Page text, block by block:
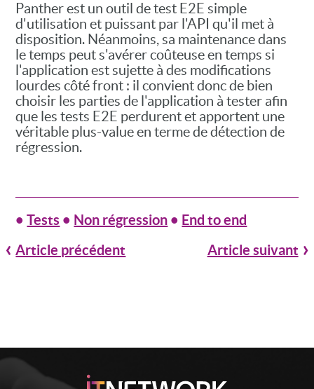
Panther est un outil de test E2E simple
d'utilisation et puissant par l'API qu'il met à
disposition. Néanmoins, sa maintenance dans
le temps peut s'avérer coûteuse en temps si
l'application est sujette à des modifications
lourdes côté front : il convient donc de bien
choisir les parties de l'application à tester afin
que les tests E2E perdurent et apportent une
véritable plus-value en terme de détection de
régression.
•Tests • Non régression • End to end
Article précédent
Article suivant